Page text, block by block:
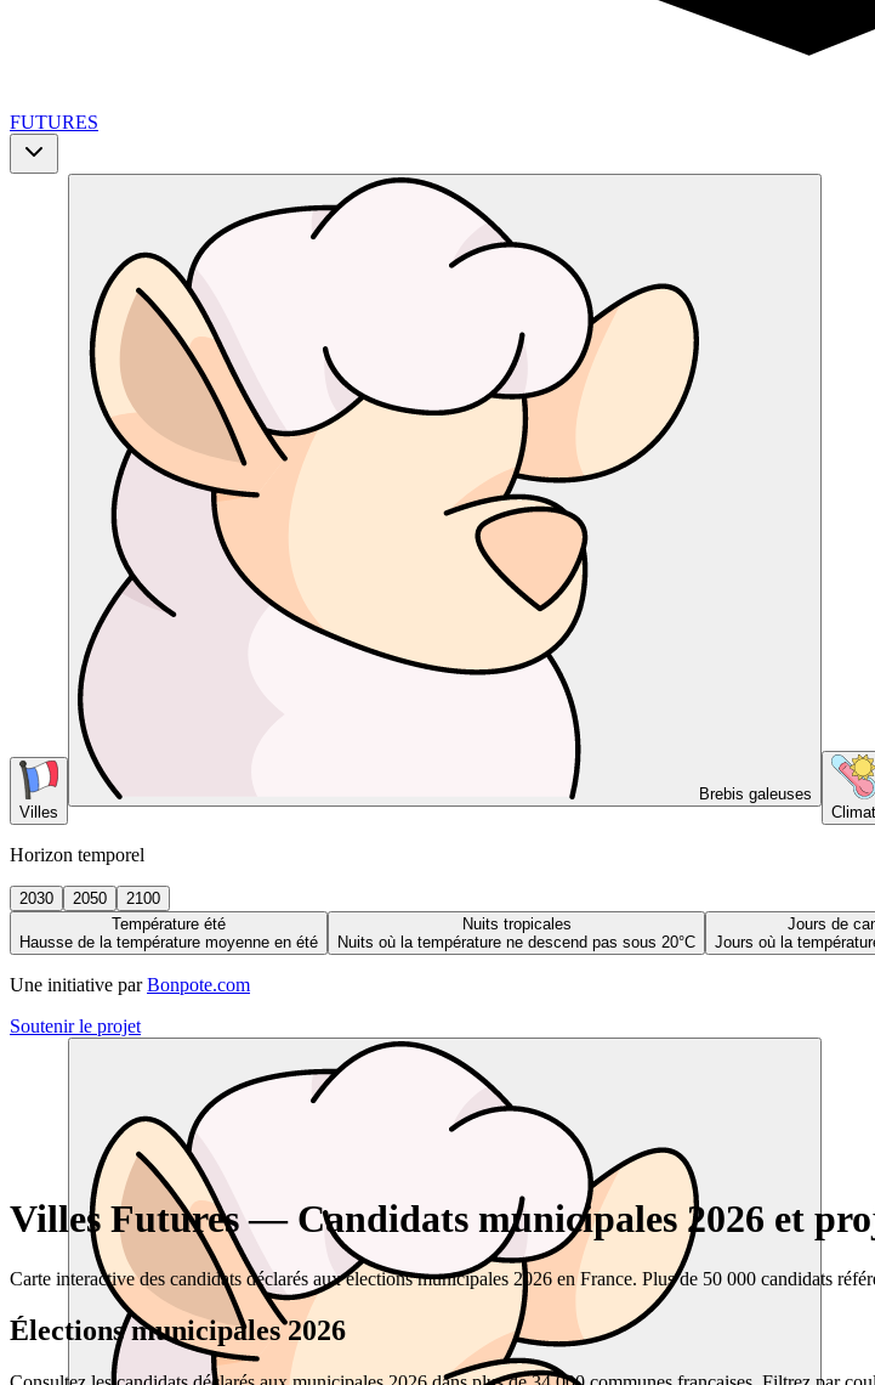
FUTURES
Villes
Brebis galeuses
Climat
Horizon temporel
2030 2050
2100
Température été
Hausse de la température moyenne en été
Nuits tropicales
Nuits où la température ne descend pas sous 20°C
Jours de
Jours où la
Une initiative par Bonpote.com
Soutenir le projet
Villes Futures — Candidats municipales 2026 et
Carte interactive des candidats déclarés aux élections municipales 2026 en France. Plus de 50 000 candidats
Élections municipales 2026